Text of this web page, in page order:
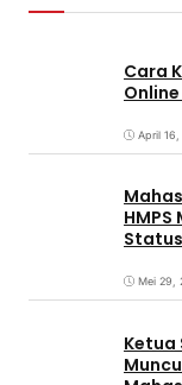
Cara
April 16,
HMPS
Mei 29,
Ketua